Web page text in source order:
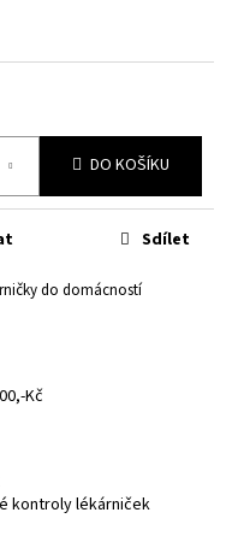
DO KOŠÍKU
do domácností
Sdílet
Kč
kontroly lékárniček